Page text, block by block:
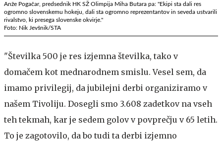
Anže Pogačar, predsednik HK SŽ Olimpija Miha Butara pa: "Ekipi sta dali res
ogromno slovenskemu hokeju, dali sta ogromno reprezentantov in seveda ustvarili
rivalstvo, ki presega slovenske okvirje."
Foto: Nik Jevšnik/STA
"Številka 500 je res izjemna številka, tako v
domačem kot mednarodnem smislu. Vesel sem, da
imamo privilegij, da jubilejni derbi organiziramo v
našem Tivoliju. Dosegli smo 3.608 zadetkov na vseh
teh tekmah, kar je sedem golov v povprečju v 65 letih.
To je zagotovilo, da bo tudi ta derbi izjemno